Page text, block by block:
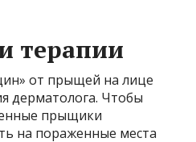
терапии
от прыщей на лице
дерматолога. Чтобы
прыщики
на пораженные места